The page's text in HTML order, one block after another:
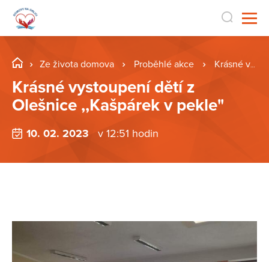
Ze života domova Proběhlé akce Krásné vystoupení dětí z Olešnice ,,Kašpárek v pekle"
Krásné vystoupení dětí z
Olešnice ,,Kašpárek v pekle"
10. 02. 2023 v 12:51 hodin